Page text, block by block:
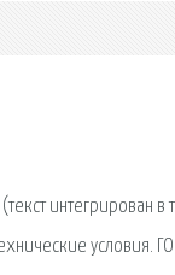
интегрирован в
условия.